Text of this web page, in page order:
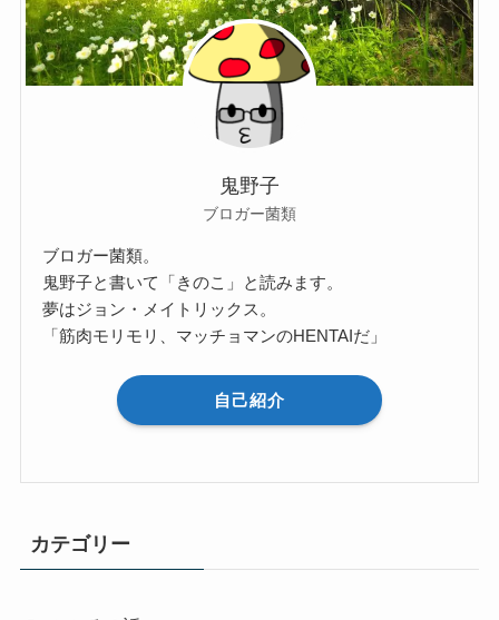
鬼野子
ブロガー菌類
ブロガー菌類。
鬼野子と書いて「きのこ」と読みます。
夢はジョン・メイトリックス。
「筋肉モリモリ、マッチョマンのHENTAIだ」
自己紹介
カテゴリー